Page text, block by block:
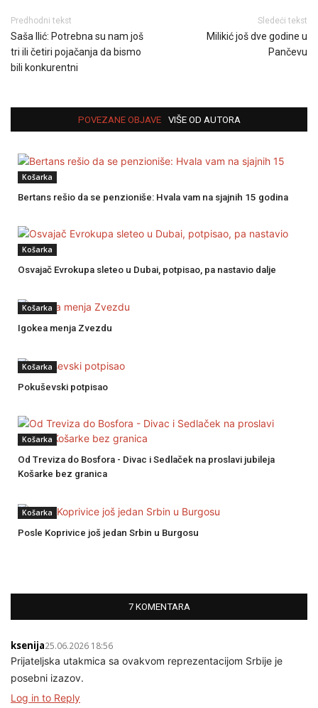
Predhodni tekst
Saša Ilić: Potrebna su nam još
tri ili četiri pojačanja da bismo
bili konkurentni
Sledeći tekst
Milikić još dve godine u
Pančevu
POVEZANE OBJAVE VIŠE OD AUTORA
Košarka
Bertans rešio da se penzioniše: Hvala vam na sjajnih 15 godina
Košarka
Osvajač Evrokupa sleteo u Dubai, potpisao, pa nastavio dalje
Košarka
Igokea menja Zvezdu
Košarka
Pokuševski potpisao
Košarka
Od Treviza do Bosfora - Divac i Sedlaček na proslavi jubileja
Košarke bez granica
Košarka
Posle Koprivice još jedan Srbin u Burgosu
7 KOMENTARA
ksenija25.06.2026 18:56
Prijateljska utakmica sa ovakvom reprezentacijom Srbije je
posebni izazov.
Log in to Reply